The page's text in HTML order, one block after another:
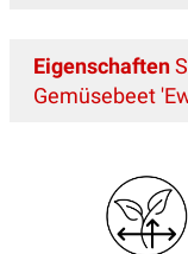
Eigenschaften
Gemüsebeet